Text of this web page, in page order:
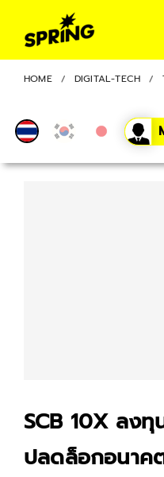
HOME DIGITAL-TECH
SCB 10X ลง
ปลดล็อกอนาค